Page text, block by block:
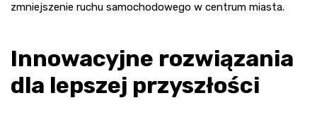
zmniejszenie ruchu samochodowego w centrum miasta.
Innowacyjne rozwiązania
dla lepszej przyszłości